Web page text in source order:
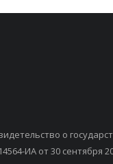
о
ИА от 30 сентября